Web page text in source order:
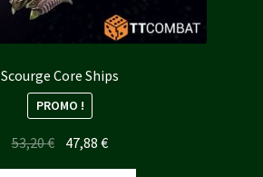
Scourge Core Ships
PROMO !
53,20€ Le
prix
47,88€Le
prix